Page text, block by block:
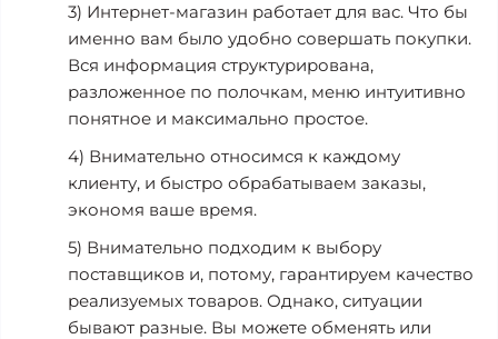
3) Интернет-магазин работает для вас. Что бы
именно вам было удобно совершать покупки.
Вся информация структурирована,
разложенное по полочкам, меню интуитивно
понятное и максимально простое.
4) Внимательно относимся к каждому
клиенту, и быстро обрабатываем заказы,
экономя ваше время.
5) Внимательно подходим к выбору
поставщиков и, потому, гарантируем качество
реализуемых товаров. Однако, ситуации
бывают разные. Вы можете обменять или